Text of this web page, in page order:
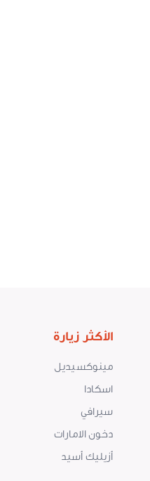
الأكثر زيارة
مينوكسيديل
اسكادا
سيرافي
دخون الامارات
أزيليك أسيد